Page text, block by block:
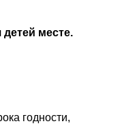
месте.
годности,